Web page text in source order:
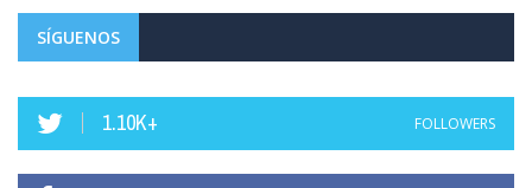
SÍGUENOS
1.10K+ FOLLOWERS